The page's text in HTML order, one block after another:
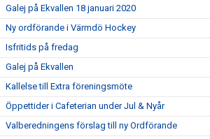
Galej på Ekvallen 18 januari 2020
Ny ordförande i Värmdö Hockey
Isfritids på fredag
Galej på Ekvallen
Kallelse till Extra föreningsmöte
Öppettider i Cafeterian under Jul & Nyår
Valberedningens förslag till ny Ordförande